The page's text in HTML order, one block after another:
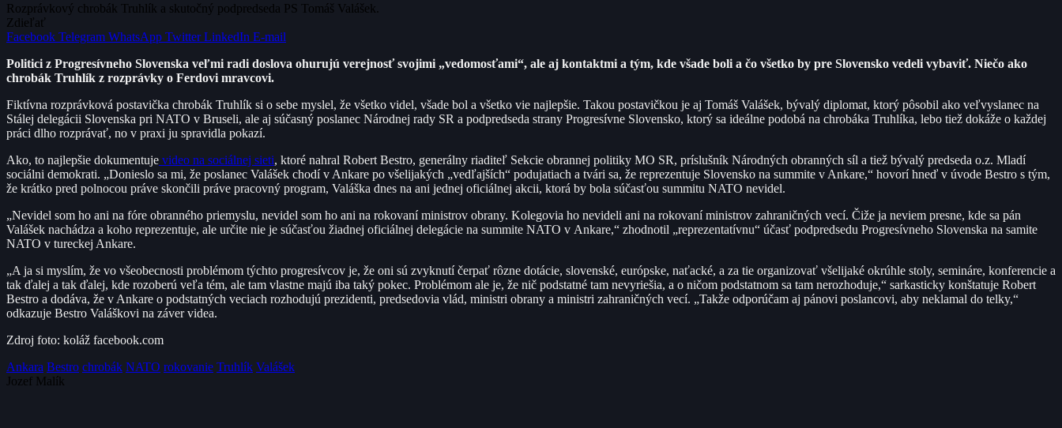
Rozprávkový chrobák Truhlík a skutočný podpredseda PS Tomáš Valášek.
Zdieľať
Facebook Telegram WhatsApp Twitter LinkedIn E-mail
Politici z Progresívneho Slovenska veľmi radi doslova ohurujú verejnosť svojimi „vedomosťami“, ale aj kontaktmi a tým, kde všade boli a čo všetko by pre Slovensko vedeli vybaviť. Niečo ako
chrobák Truhlík z rozprávky o Ferdovi mravcovi.
Fiktívna rozprávková postavička chrobák Truhlík si o sebe myslel, že všetko videl, všade bol a všetko vie najlepšie. Takou postavičkou je aj Tomáš Valášek, bývalý diplomat, ktorý pôsobil ako veľvyslanec na
Stálej delegácii Slovenska pri NATO v Bruseli, ale aj súčasný poslanec Národnej rady SR a podpredseda strany Progresívne Slovensko, ktorý sa ideálne podobá na chrobáka Truhlíka, lebo tiež dokáže o každej
práci dlho rozprávať, no v praxi ju spravidla pokazí.
Ako, to najlepšie dokumentuje video na sociálnej sieti, ktoré nahral Robert Bestro, generálny riaditeľ Sekcie obrannej politiky MO SR, príslušník Národných obranných síl a tiež bývalý predseda o.z. Mladí
sociálni demokrati. „Donieslo sa mi, že poslanec Valášek chodí v Ankare po všelijakých „vedľajších“ podujatiach a tvári sa, že reprezentuje Slovensko na summite v Ankare,“ hovorí hneď v úvode Bestro s tým,
že krátko pred polnocou práve skončili práve pracovný program, Valáška dnes na ani jednej oficiálnej akcii, ktorá by bola súčasťou summitu NATO nevidel.
„Nevidel som ho ani na fóre obranného priemyslu, nevidel som ho ani na rokovaní ministrov obrany. Kolegovia ho nevideli ani na rokovaní ministrov zahraničných vecí. Čiže ja neviem presne, kde sa pán
Valášek nachádza a koho reprezentuje, ale určite nie je súčasťou žiadnej oficiálnej delegácie na summite NATO v Ankare,“ zhodnotil „reprezentatívnu“ účasť podpredsedu Progresívneho Slovenska na samite
NATO v tureckej Ankare.
„A ja si myslím, že vo všeobecnosti problémom týchto progresívcov je, že oni sú zvyknutí čerpať rôzne dotácie, slovenské, európske, naťacké, a za tie organizovať všelijaké okrúhle stoly, semináre, konferencie a
tak ďalej a tak ďalej, kde rozoberú veľa tém, ale tam vlastne majú iba taký pokec. Problémom ale je, že nič podstatné tam nevyriešia, a o ničom podstatnom sa tam nerozhoduje,“ sarkasticky konštatuje Robert
Bestro a dodáva, že v Ankare o podstatných veciach rozhodujú prezidenti, predsedovia vlád, ministri obrany a ministri zahraničných vecí. „Takže odporúčam aj pánovi poslancovi, aby neklamal do telky,“
odkazuje Bestro Valáškovi na záver videa.
Zdroj foto: koláž facebook.com
Ankara Bestro chrobák NATO rokovanie Truhlík Valášek
Jozef Malík